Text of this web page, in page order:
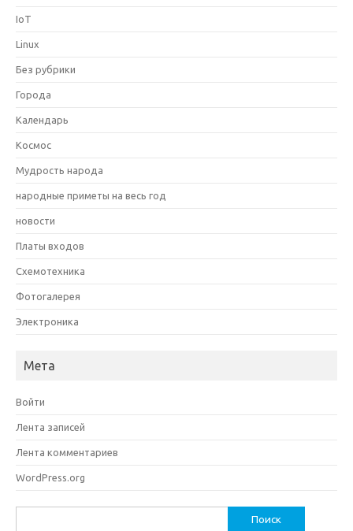
IoT
Linux
Без рубрики
Города
Календарь
Космос
Мудрость народа
народные приметы на весь год
новости
Платы входов
Схемотехника
Фотогалерея
Электроника
Мета
Войти
Лента записей
Лента комментариев
WordPress.org